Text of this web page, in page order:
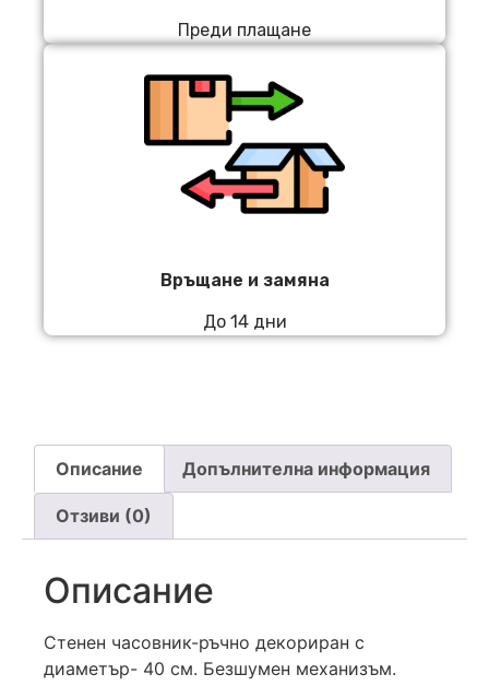
Преди плащане
Връщане и замяна
До 14 дни
Описание Допълнителна информация
Отзиви (0)
Описание
Стенен часовник-ръчно декориран с
диаметър- 40 см. Безшумен механизъм.